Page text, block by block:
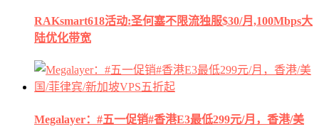
RAKsmart618活动:圣何塞不限流独服$30/月,100Mbps大
陆优化带宽
Megalayer：#五一促销#香港E3最低299元/月，香港/美